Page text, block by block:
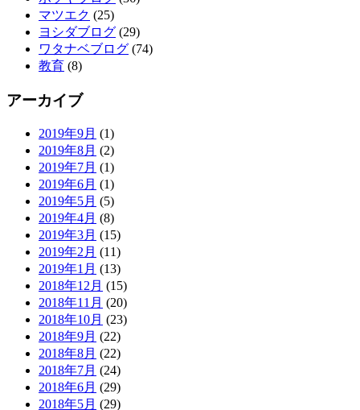
マツエク (25)
ヨシダブログ (29)
ワタナベブログ (74)
教育 (8)
アーカイブ
2019年9月 (1)
2019年8月 (2)
2019年7月 (1)
2019年6月 (1)
2019年5月 (5)
2019年4月 (8)
2019年3月 (15)
2019年2月 (11)
2019年1月 (13)
2018年12月 (15)
2018年11月 (20)
2018年10月 (23)
2018年9月 (22)
2018年8月 (22)
2018年7月 (24)
2018年6月 (29)
2018年5月 (29)